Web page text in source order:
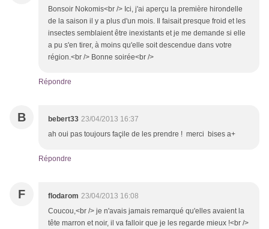
Bonsoir Nokomis<br /> Ici, j'ai aperçu la première hirondelle
de la saison il y a plus d'un mois. Il faisait presque froid et les
insectes semblaient être inexistants et je me demande si elle
a pu s'en tirer, à moins qu'elle soit descendue dans votre
région.<br /> Bonne soirée<br />
Répondre
B bebert33 23/04/2013 16:37
ah oui pas toujours façile de les prendre ! merci bises a+
Répondre
F flodarom 23/04/2013 16:08
Coucou,<br /> je n'avais jamais remarqué qu'elles avaient la
tête marron et noir, il va falloir que je les regarde mieux !<br />